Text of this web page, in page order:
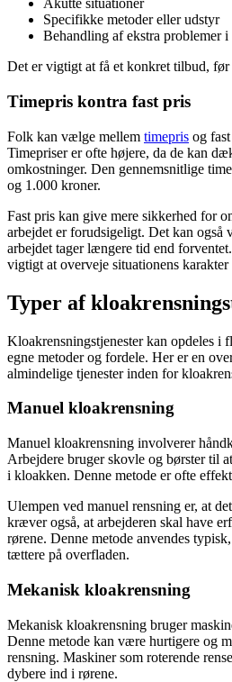
Akutte situationer
Specifikke metoder eller udstyr
Behandling af ekstra problemer
Det er vigtigt at få et konkret tilbud, før
Timepris kontra fast pris
Folk kan vælge mellem timepris og
Timepriser er ofte højere, da de kan
omkostninger. Den gennemsnitlige
og 1.000 kroner.
Fast pris kan give mere sikkerhed for
arbejdet er forudsigeligt. Det kan også
arbejdet tager længere tid end
vigtigt at overveje situationens
Typer af
Kloakrensningstjenester kan opdeles i
egne metoder og fordele. Her er en
almindelige tjenester inden for
Manuel kloakrensning
Manuel kloakrensning involverer
Arbejdere bruger skovle og børster til
i kloakken. Denne metode er ofte
Ulempen ved manuel rensning er, at
kræver også, at arbejderen skal have
rørene. Denne metode anvendes
tættere på overfladen.
Mekanisk kloakrensning
Mekanisk kloakrensning bruger
Denne metode kan være hurtigere og
rensning. Maskiner som roterende
dybere ind i rørene.